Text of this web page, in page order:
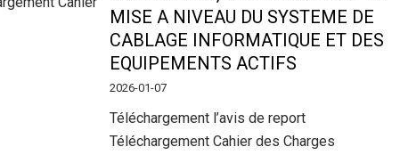
MISE A NIVEAU DU SYSTEME DE
CABLAGE INFORMATIQUE ET DES
EQUIPEMENTS ACTIFS
2026-01-07
Téléchargement l’avis de report
Téléchargement Cahier des Charges